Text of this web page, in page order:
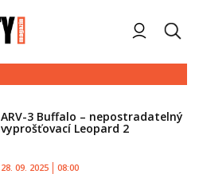
ARV-3 Buffalo – nepostradatelný
vyprošťovací Leopard 2
28. 09. 2025 08:00